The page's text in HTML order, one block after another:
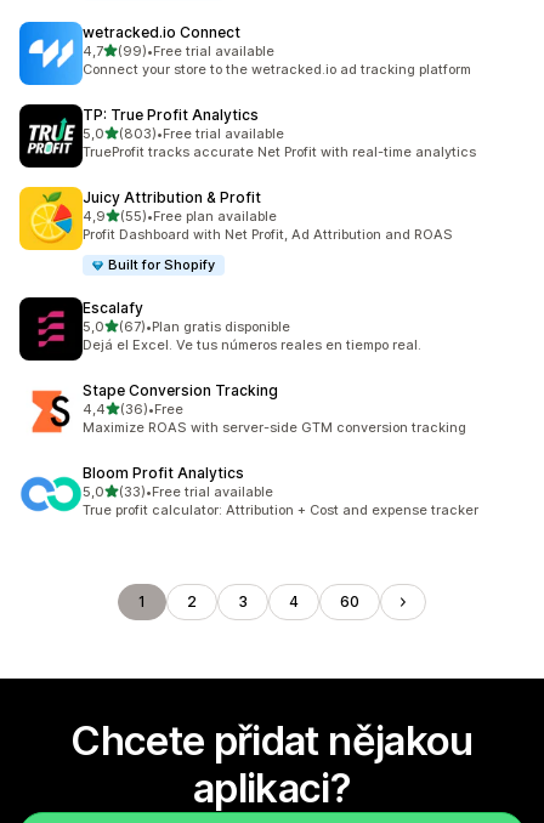
wetracked.io Connect
4,7z 5 hvězd
(99)
Celkový počet recenzí: 99
•Free trial available
Connect your store to the wetracked.io ad tracking platform
TP: True Profit Analytics
5,0z 5 hvězd
(803)
Celkový počet recenzí: 803
•Free trial available
TrueProfit tracks accurate Net Profit with real-time analytics
Juicy Attribution & Profit
4,9z 5 hvězd
(55)
Celkový počet recenzí: 55
•Free plan available
Profit Dashboard with Net Profit, Ad Attribution and ROAS
Built for Shopify
Escalafy
5,0z 5 hvězd
(67)
Celkový počet recenzí: 67
•Plan gratis disponible
Dejá el Excel. Ve tus números reales en tiempo real.
Stape Conversion Tracking
4,4z 5 hvězd
(36)
Celkový počet recenzí: 36
•Free
Maximize ROAS with server-side GTM conversion tracking
Bloom Profit Analytics
5,0z 5 hvězd
(33)
Celkový počet recenzí: 33
•Free trial available
True profit calculator: Attribution + Cost and expense tracker
1 2 3 4 60
Chcete přidat nějakou
aplikaci?